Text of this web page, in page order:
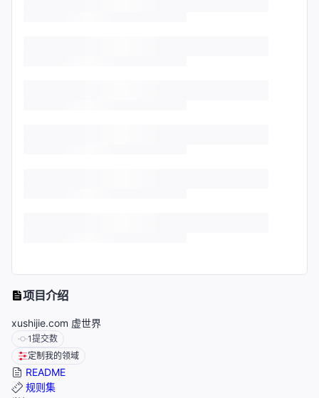
项目介绍
xushijie.com 虚世界
1提交数
定制我的领域
README
规则集